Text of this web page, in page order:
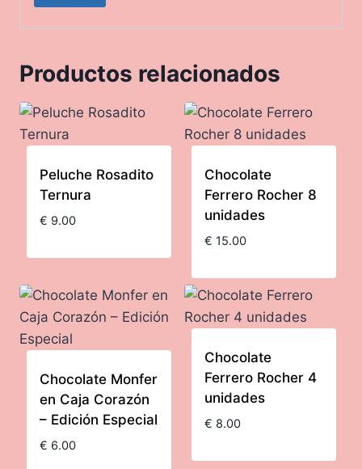
Productos relacionados
Peluche Rosadito
Ternura
€ 9.00
Chocolate
Ferrero Rocher 8
unidades
€ 15.00
Chocolate Monfer
en Caja Corazón
– Edición Especial
€ 6.00
Chocolate
Ferrero Rocher 4
unidades
€ 8.00